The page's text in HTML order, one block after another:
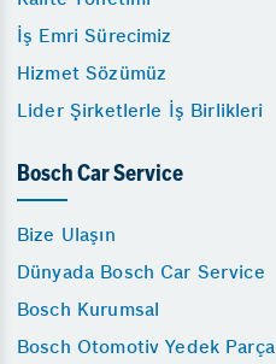
İş Emri Sürecimiz
Hizmet Sözümüz
Lider Şirketlerle İş Birlikleri
Bosch Car Service
Bize Ulaşın
Dünyada Bosch Car Service
Bosch Kurumsal
Bosch Otomotiv Yedek Parça